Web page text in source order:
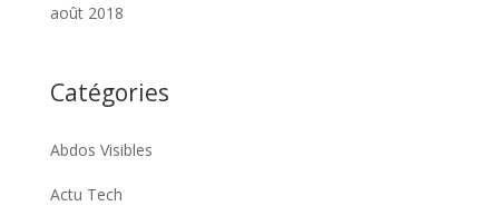
août 2018
Catégories
Abdos Visibles
Actu Tech